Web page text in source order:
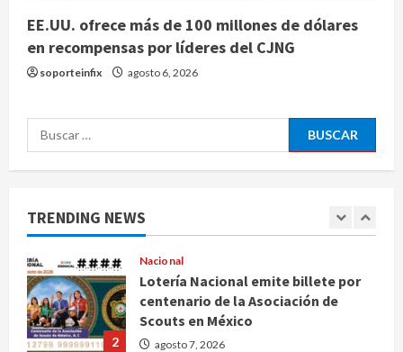
EE.UU. ofrece más de 100 millones de dólares
en recompensas por líderes del CJNG
soporteinfix agosto 6, 2026
Buscar:
TRENDING NEWS
Internacional
EE.UU. amplía revisión de redes
sociales para visados de periodistas
1
Nacional
Fallece Carlos Garfias Merlos,
2
Nacional
Lotería Nacional emite billete por
centenario de la Asociación de
Scouts en México
agosto 7, 2026